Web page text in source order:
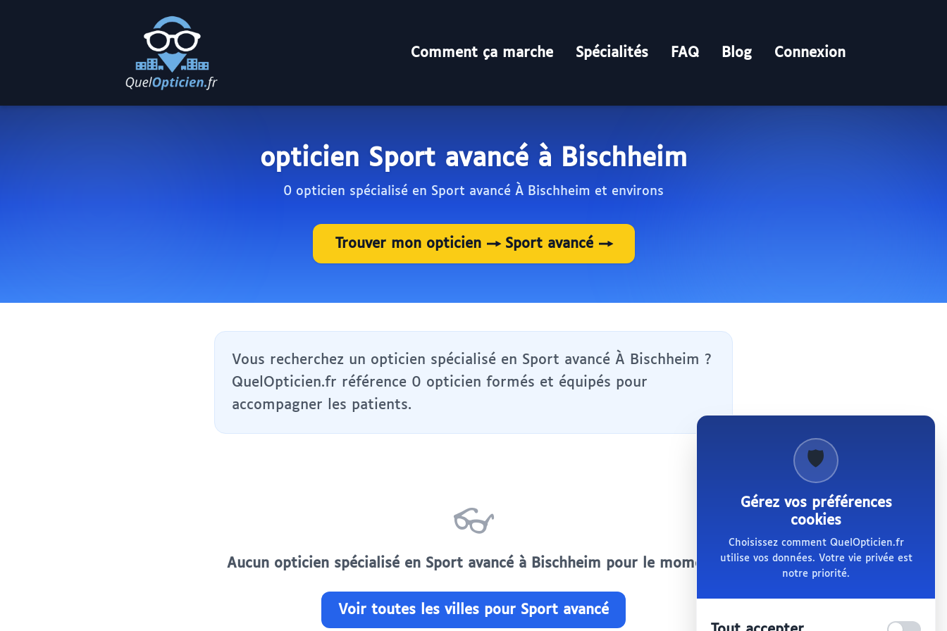
Comment ça marche Spécialités FAQ Blog Connexion
opticien Sport avancé à Bischheim
0 opticien spécialisé en Sport avancé À Bischheim et environs
Trouver mon opticien → Sport avancé →
Vous recherchez un opticien spécialisé en Sport avancé À Bischheim ?
QuelOpticien.fr référence 0 opticien formés et équipés pour
accompagner les patients.
👓
Aucun opticien spécialisé en Sport avancé à Bischheim pour le moment.
Voir toutes les villes pour Sport avancé
🛡️
Gérez vos préférences
cookies
Choisissez comment QuelOpticien.fr
utilise vos données. Votre vie privée est
notre priorité.